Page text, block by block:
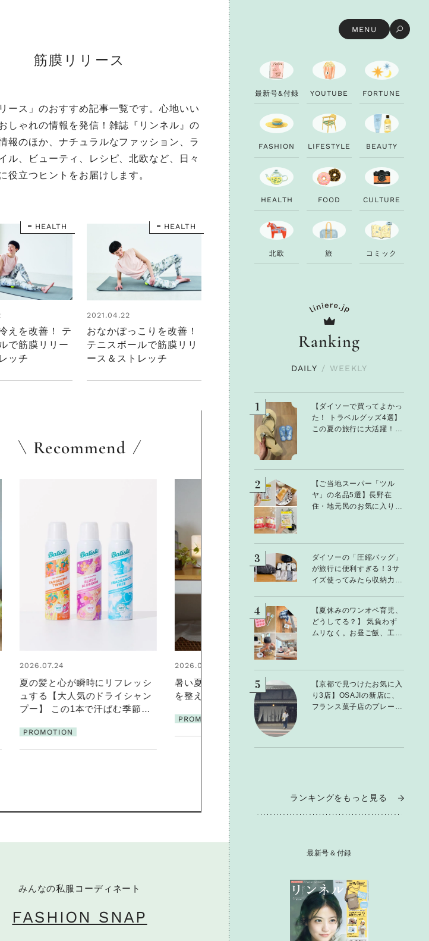
MENU
筋膜リリース
ース」のおすすめ記事一覧です。心地いい
しゃれの情報を発信！雑誌『リンネル』の
報のほか、ナチュラルなファッション、ラ
ル、ビューティ、レシピ、北欧など、日々
役立つヒントをお届けします。
HEALTH
えを改善！ テ
で筋膜リリー
ッチ
HEALTH
2021.04.22
おなかぽっこりを改善！
テニスボールで筋膜リリ
ース＆ストレッチ
Recommend
2026.07.24
夏の髪と心が瞬時にリフレッシ
ュする【大人気のドライシャン
プー】 この1本で汗ばむ季節も
PROMOTION
2026.06.01
暑い夏のナイトルーティン。私
を整える夜の爽やかご褒美ケア
PROMOTION
みんなの私服コーディネート
FASHION SNAP
最新号&付録 YOUTU B E FORTU N E
FAS H ION LI FESTYLE B EAUTY
H EALTH FOOD CU LTU RE
北欧 旅 コ ミ ッ ク
Ranking
DAILY / WEEKLY
1
【ダイソーで買ってよかっ
た！ トラベルグッズ4選】
この夏の旅行に大活躍！
2
【ご当地スーパー「ツル
ヤ」の名品5選】長野在
住・地元民のお気に入り！
3
ダイソーの「圧縮バッグ」
が旅行に便利すぎる！3サ
イズ使ってみたら収納力に
第10回③
4
【夏休みのワンオペ育児、
どうしてる？】 気負わず
ムリなく。お昼ご飯、工
5
【京都で見つけたお気に入
り3店】OSAJIの新店に、
フランス菓子店のプレート
ランキングをもっと見る
最新号＆付録